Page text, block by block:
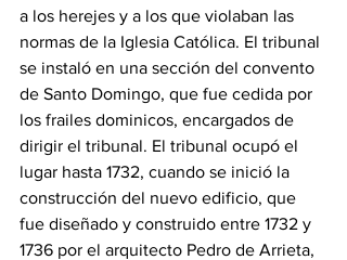
a los herejes y a los que violaban las
normas de la Iglesia Católica. El tribunal
se instaló en una sección del convento
de Santo Domingo, que fue cedida por
los frailes dominicos, encargados de
dirigir el tribunal. El tribunal ocupó el
lugar hasta 1732, cuando se inició la
construcción del nuevo edificio, que
fue diseñado y construido entre 1732 y
1736 por el arquitecto Pedro de Arrieta,